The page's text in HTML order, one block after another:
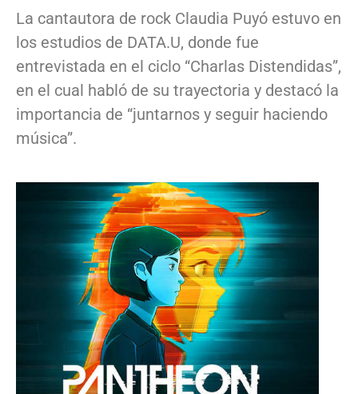
La cantautora de rock Claudia Puyó estuvo en
los estudios de DATA.U, donde fue
entrevistada en el ciclo “Charlas Distendidas”,
en el cual habló de su trayectoria y destacó la
importancia de “juntarnos y seguir haciendo
música”.